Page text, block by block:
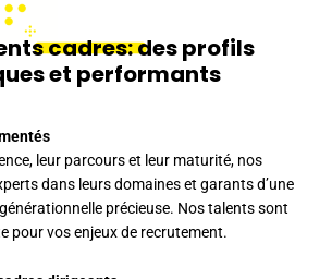
cadres:des profils
et performants
leur parcours et leur maturité, nos
dans leurs domaines et garants d’une
précieuse. Nos talents sont
pour vos enjeux de recrutement.